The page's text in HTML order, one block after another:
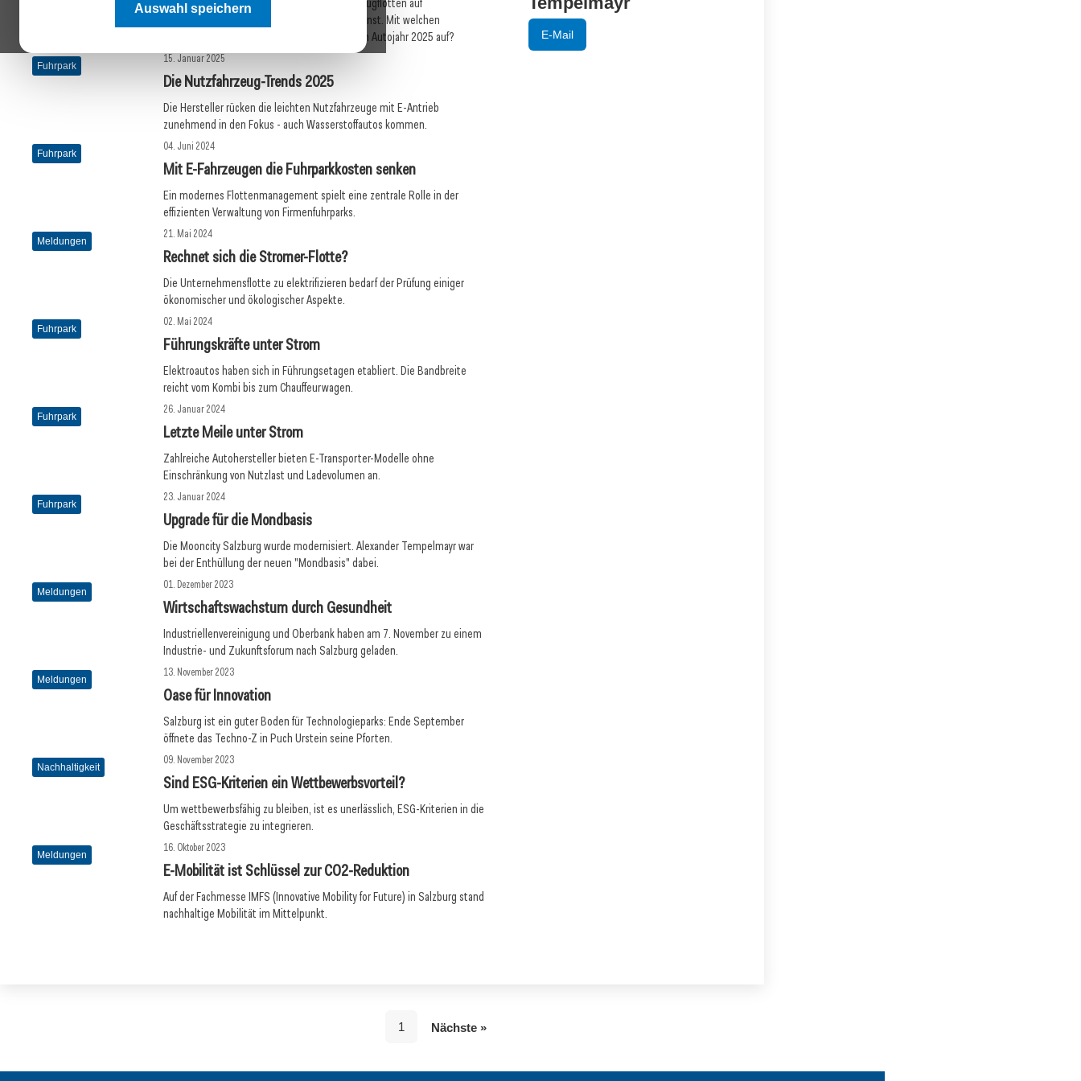
Auswahl speichern
Immer mehr Unternehmen stellen ihre Fahrzeugflotten auf
Elektromobilität um – besonders im Außendienst. Mit welchen
Neuheiten warten die deutschen Hersteller im Autojahr 2025 auf?
Fuhrpark
15. Januar 2025
Die Nutzfahrzeug-Trends 2025
Die Hersteller rücken die leichten Nutzfahrzeuge mit E-Antrieb
zunehmend in den Fokus - auch Wasserstoffautos kommen.
Fuhrpark
04. Juni 2024
Mit E-Fahrzeugen die Fuhrparkkosten senken
Ein modernes Flottenmanagement spielt eine zentrale Rolle in der
effizienten Verwaltung von Firmenfuhrparks.
Meldungen
21. Mai 2024
Rechnet sich die Stromer-Flotte?
Die Unternehmensflotte zu elektrifizieren bedarf der Prüfung einiger
ökonomischer und ökologischer Aspekte.
Fuhrpark
02. Mai 2024
Führungskräfte unter Strom
Elektroautos haben sich in Führungsetagen etabliert. Die Bandbreite
reicht vom Kombi bis zum Chauffeurwagen.
Fuhrpark
26. Januar 2024
Letzte Meile unter Strom
Zahlreiche Autohersteller bieten E-Transporter-Modelle ohne
Einschränkung von Nutzlast und Ladevolumen an.
Fuhrpark
23. Januar 2024
Upgrade für die Mondbasis
Die Mooncity Salzburg wurde modernisiert. Alexander Tempelmayr war
bei der Enthüllung der neuen "Mondbasis" dabei.
Meldungen
01. Dezember 2023
Wirtschaftswachstum durch Gesundheit
Industriellenvereinigung und Oberbank haben am 7. November zu einem
Industrie- und Zukunftsforum nach Salzburg geladen.
Meldungen
13. November 2023
Oase für Innovation
Salzburg ist ein guter Boden für Technologieparks: Ende September
öffnete das Techno-Z in Puch Urstein seine Pforten.
Nachhaltigkeit
09. November 2023
Sind ESG-Kriterien ein Wettbewerbsvorteil?
Um wettbewerbsfähig zu bleiben, ist es unerlässlich, ESG-Kriterien in die
Geschäftsstrategie zu integrieren.
Meldungen
16. Oktober 2023
E-Mobilität ist Schlüssel zur CO2-Reduktion
Auf der Fachmesse IMFS (Innovative Mobility for Future) in Salzburg stand
nachhaltige Mobilität im Mittelpunkt.
E-Mail
1 Nächste »